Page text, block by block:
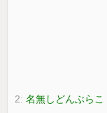
2:名無しどんぶらこ